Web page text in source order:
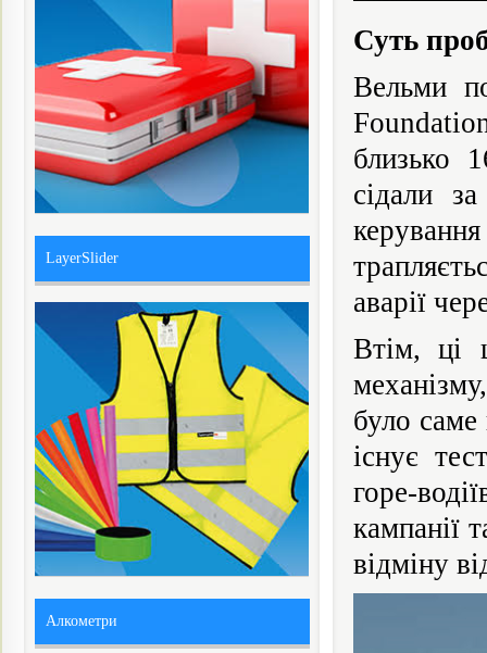
Суть
Вельми
близько
сідали
аварії
Втім, ці
було саме
існує
горе-
кампанії
відміну
LayerSlider
Алкометри